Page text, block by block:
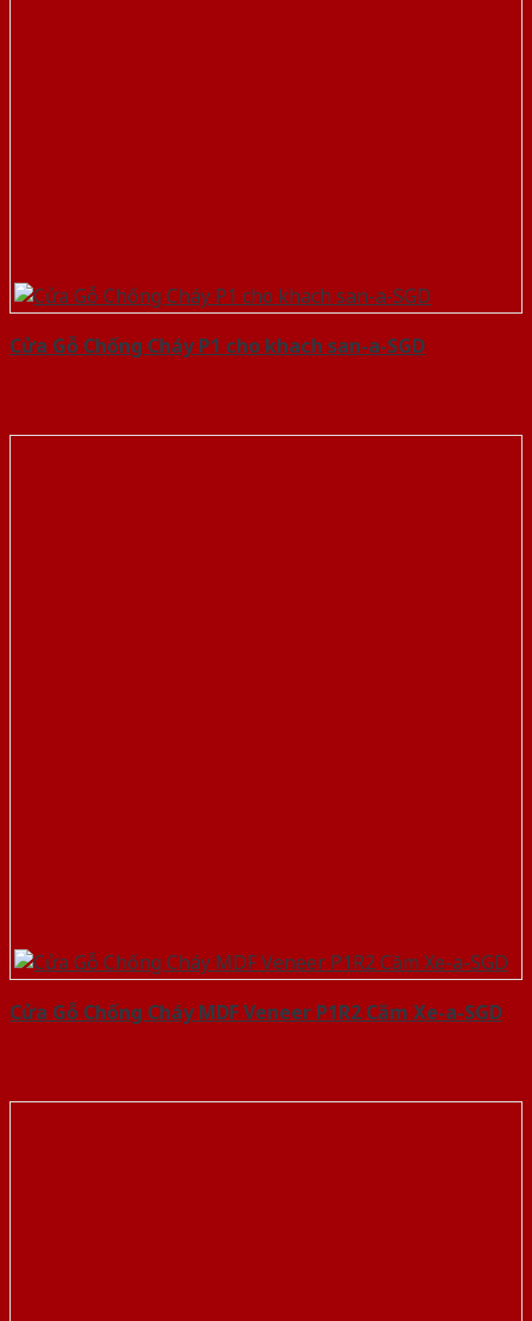
Cửa Gỗ Chống Cháy P1 cho khach san-a-SGD
Cửa Gỗ Chống Cháy MDF Veneer P1R2 Căm Xe-a-SGD